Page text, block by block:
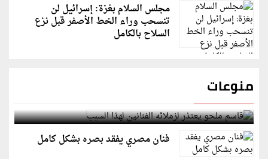
مجلس السلام بغزة: إسرائيل لن
تنسحب وراء الخط الأصفر قبل نزع
السلاح بالكامل
منوعات
قاسم ملحو يعتذر لزملائه الفنانين لهذا السبب
فنان مصري يفقد بصره بشكل كامل